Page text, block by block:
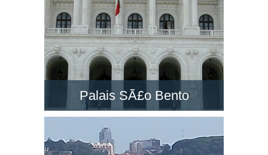
Palais SÃ£o Bento
Le PalÃ¡cio de SÃ£o Bento est un majestueux
palais néo-classique situé à Lisbonne.
Découvrez le siège du Parlement du Portugal !